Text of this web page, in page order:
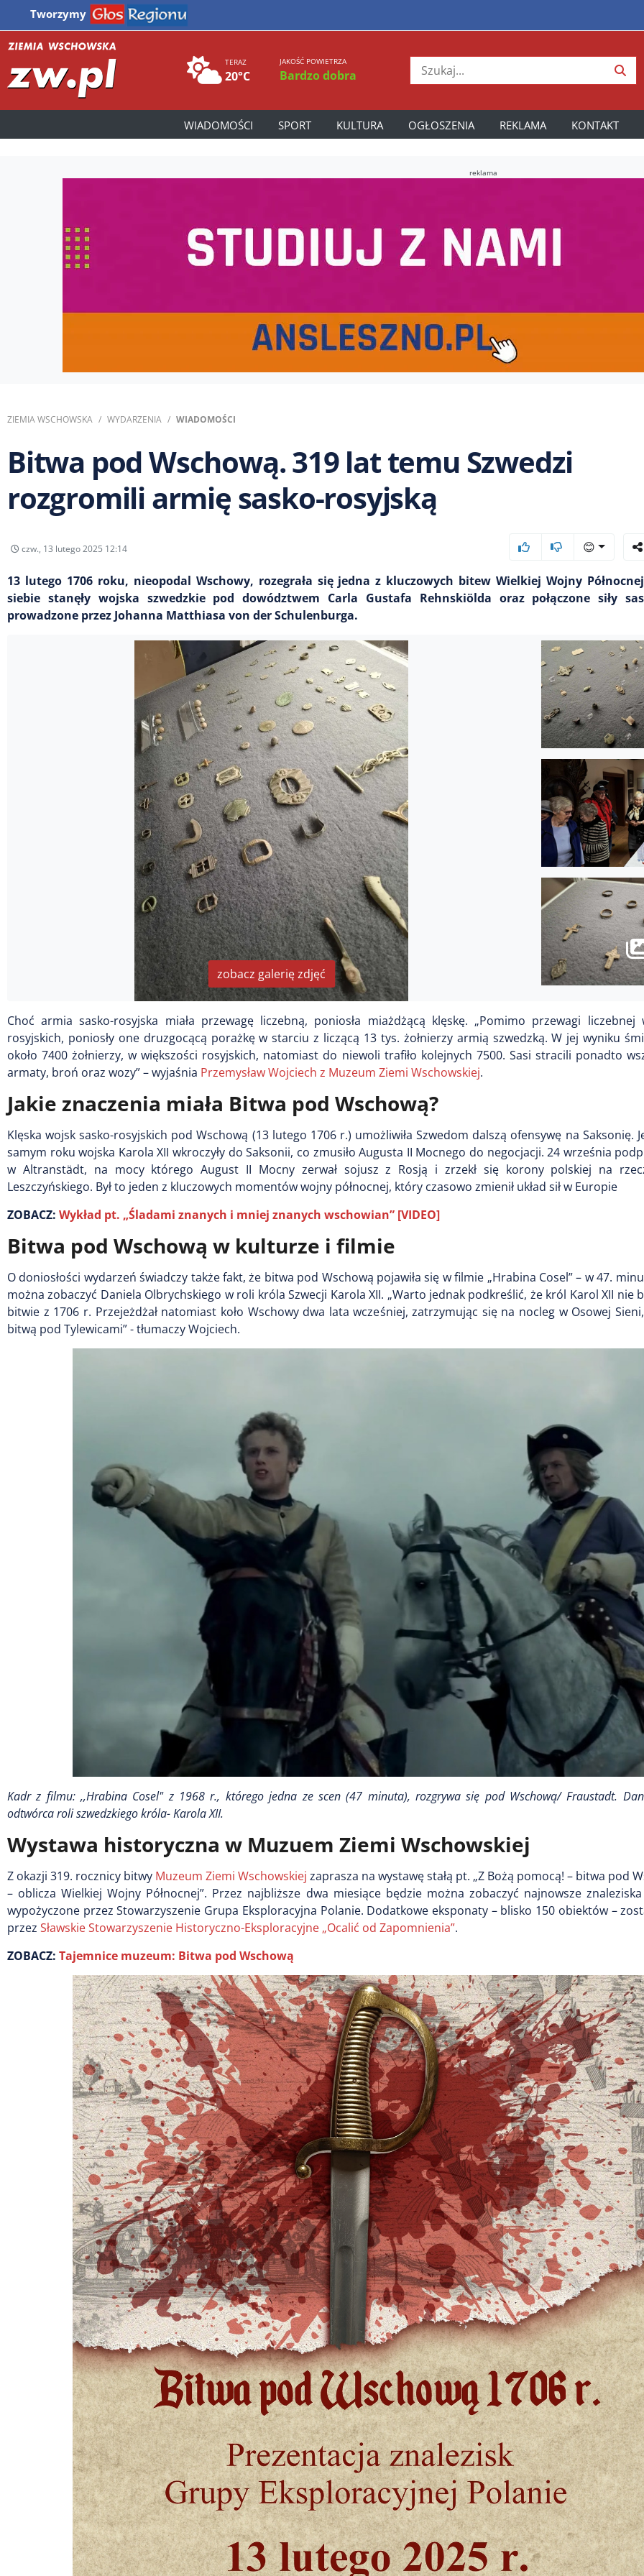
Tworzymy
TERAZ
20°C
JAKOŚĆ POWIETRZA
Bardzo dobra
WIADOMOŚCI SPORT KULTURA OGŁOSZENIA REKLAMA KONTAKT
reklama
ZIEMIA WSCHOWSKA WYDARZENIA WIADOMOŚCI
Bitwa pod Wschową. 319 lat temu Szwedzi
rozgromili armię sasko-rosyjską
czw., 13 lutego 2025 12:14 😊
13 lutego 1706 roku, nieopodal Wschowy, rozegrała się jedna z kluczowych bitew Wielkiej Wojny
siebie stanęły wojska szwedzkie pod dowództwem Carla Gustafa Rehnskiölda oraz połączone siły
prowadzone przez Johanna Matthiasa von der Schulenburga.
zobacz galerię zdjęć
Choć armia sasko-rosyjska miała przewagę liczebną, poniosła miażdżącą klęskę. „Pomimo przewagi liczebnej
rosyjskich, poniosły one druzgocącą porażkę w starciu z liczącą 13 tys. żołnierzy armią szwedzką. W jej wyniku
około 7400 żołnierzy, w większości rosyjskich, natomiast do niewoli trafiło kolejnych 7500. Sasi stracili ponadto
armaty, broń oraz wozy” – wyjaśnia Przemysław Wojciech z Muzeum Ziemi Wschowskiej.
Jakie znaczenia miała Bitwa pod Wschową?
Klęska wojsk sasko-rosyjskich pod Wschową (13 lutego 1706 r.) umożliwiła Szwedom dalszą ofensywę na Saksonię.
samym roku wojska Karola XII wkroczyły do Saksonii, co zmusiło Augusta II Mocnego do negocjacji. 24 września
w Altranstädt, na mocy którego August II Mocny zerwał sojusz z Rosją i zrzekł się korony polskiej na
Leszczyńskiego. Był to jeden z kluczowych momentów wojny północnej, który czasowo zmienił układ sił w Europie
ZOBACZ: Wykład pt. „Śladami znanych i mniej znanych wschowian” [VIDEO]
Bitwa pod Wschową w kulturze i filmie
O doniosłości wydarzeń świadczy także fakt, że bitwa pod Wschową pojawiła się w filmie „Hrabina Cosel” – w 47.
można zobaczyć Daniela Olbrychskiego w roli króla Szwecji Karola XII. „Warto jednak podkreślić, że król Karol XII nie
bitwie z 1706 r. Przejeżdżał natomiast koło Wschowy dwa lata wcześniej, zatrzymując się na nocleg w Osowej
bitwą pod Tylewicami” - tłumaczy Wojciech.
Kadr z filmu: ,,Hrabina Cosel" z 1968 r., którego jedna ze scen (47 minuta), rozgrywa się pod Wschową/ Fraustadt.
odtwórca roli szwedzkiego króla- Karola XII.
Wystawa historyczna w Muzuem Ziemi Wschowskiej
Z okazji 319. rocznicy bitwy Muzeum Ziemi Wschowskiej zaprasza na wystawę stałą pt. „Z Bożą pomocą! – bitwa pod
– oblicza Wielkiej Wojny Północnej”. Przez najbliższe dwa miesiące będzie można zobaczyć najnowsze
wypożyczone przez Stowarzyszenie Grupa Eksploracyjna Polanie. Dodatkowe eksponaty – blisko 150 obiektów –
przez Sławskie Stowarzyszenie Historyczno-Eksploracyjne „Ocalić od Zapomnienia”.
ZOBACZ: Tajemnice muzeum: Bitwa pod Wschową